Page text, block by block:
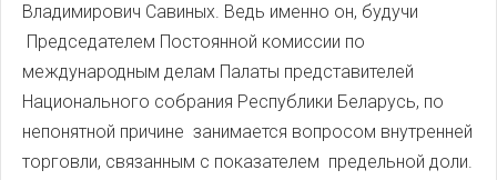
Владимирович Савиных. Ведь именно он, будучи
Председателем Постоянной комиссии по
международным делам Палаты представителей
Национального собрания Республики Беларусь, по
непонятной причине занимается вопросом внутренней
торговли, связанным с показателем предельной доли.